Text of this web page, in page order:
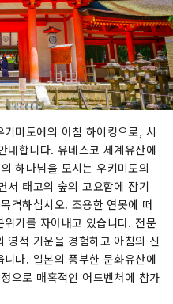
미도에의 아침 하이킹으로, 시
내합니다. 유네스코 세계유산에
하나님을 모시는 우키미도의
서 태고의 숲의 고요함에 잠기
격하십시오. 조용한 연못에 떠
기를 자아내고 있습니다. 전문
영적 기운을 경험하고 아침의 신
다. 일본의 풍부한 문화유산에
으로 매혹적인 어드벤처에 참가